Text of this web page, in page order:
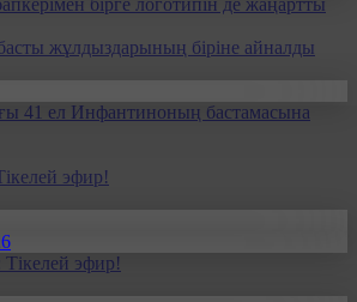
бірге логотипін де жаңартты
жұлдыздарының біріне айналды
41 ел Инфантиноның бастамасына
эфир!
эфир!